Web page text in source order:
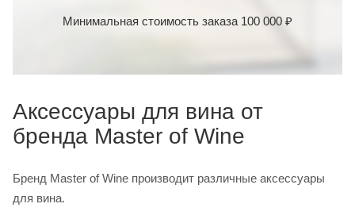
Минимальная стоимость заказа 100 000 ₽
Аксессуары для вина от
бренда Master of Wine
Бренд Master of Wine производит различные аксессуары
для вина.